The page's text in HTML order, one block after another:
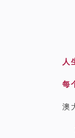
人
每
澳